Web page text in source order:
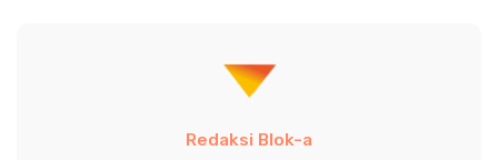
Redaksi Blok-a